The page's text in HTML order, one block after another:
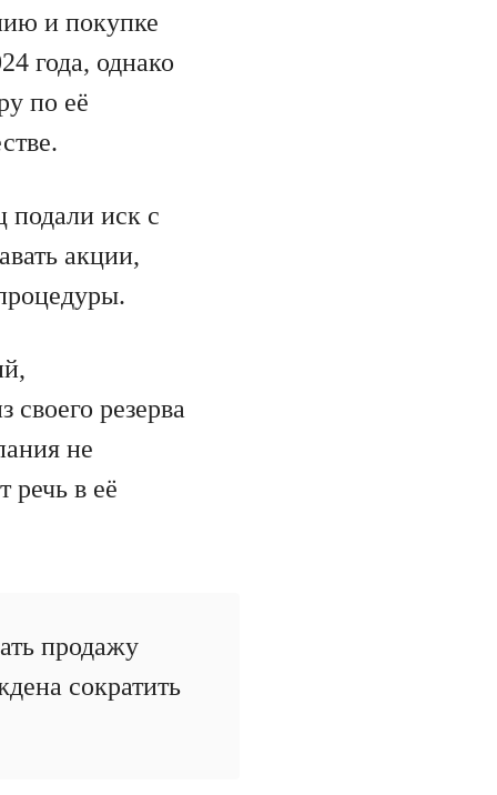
и покупке
года, однако
по её
иск с
акции,
резерва
не
речь в её
продажу
сократить